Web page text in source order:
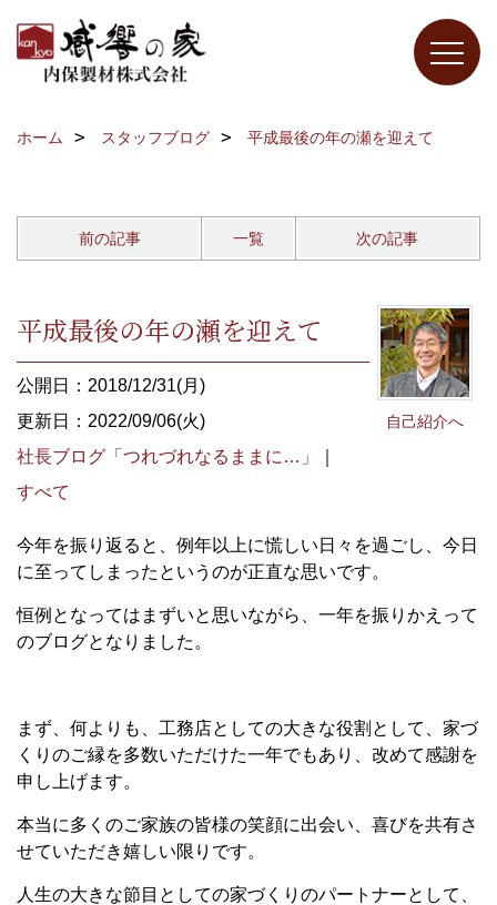
ホーム スタッフブログ 平成最後の年の瀬を迎えて
前の記事 一覧 次の記事
自己紹介へ
平成最後の年の瀬を迎えて
公開日：2018/12/31(月)
更新日：2022/09/06(火)
社長ブログ「つれづれなるままに…」
すべて
今年を振り返ると、例年以上に慌しい日々を過ごし、今日
に至ってしまったというのが正直な思いです。
恒例となってはまずいと思いながら、一年を振りかえって
のブログとなりました。
まず、何よりも、工務店としての大きな役割として、家づ
くりのご縁を多数いただけた一年でもあり、改めて感謝を
申し上げます。
本当に多くのご家族の皆様の笑顔に出会い、喜びを共有さ
せていただき嬉しい限りです。
人生の大きな節目としての家づくりのパートナーとして、